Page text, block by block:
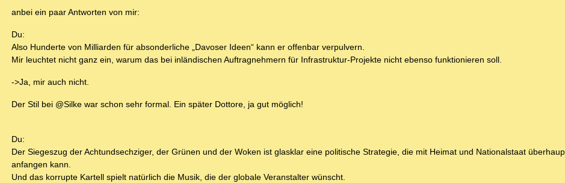
anbei ein paar Antworten von mir:
Du:
Also Hunderte von Milliarden für absonderliche „Davoser Ideen“ kann er offenbar verpulvern.
Mir leuchtet nicht ganz ein, warum das bei inländischen Auftragnehmern für Infrastruktur-Projekte nicht ebenso funktionieren soll.
->Ja, mir auch nicht.
Der Stil bei @Silke war schon sehr formal. Ein später Dottore, ja gut möglich!
Du:
Der Siegeszug der Achtundsechziger, der Grünen und der Woken ist glasklar eine politische Strategie, die mit Heimat und Nationalstaat
anfangen kann.
Und das korrupte Kartell spielt natürlich die Musik, die der globale Veranstalter wünscht.